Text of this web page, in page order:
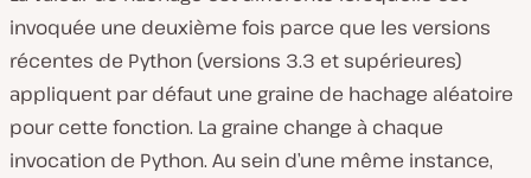
invoquée une deuxième fois parce que les versions
récentes de Python (versions 3.3 et supérieures)
appliquent par défaut une graine de hachage aléatoire
pour cette fonction. La graine change à chaque
invocation de Python. Au sein d’une même instance,